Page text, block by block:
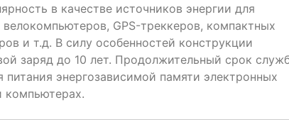
в качестве источников энергии для
GPS-треккеров, компактных
и т.д. В силу особенностей конструкции
заряд до 10 лет. Продолжительный срок
энергозависимой памяти электронных
компьютерах.